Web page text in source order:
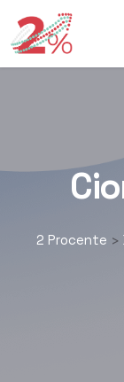
2 Procente >